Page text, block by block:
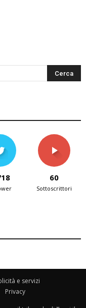
60
Sottoscrittori
e servizi
Privacy